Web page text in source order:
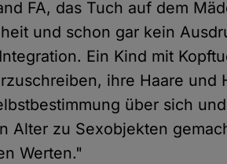
FA, das Tuch auf dem
und schon gar kein
Ein Kind mit
ihre Haare
über sich
Alter zu Sexobjekten
Werten."